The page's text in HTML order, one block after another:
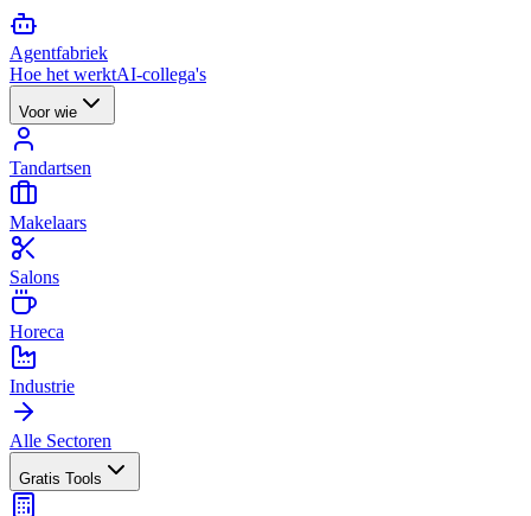
Agentfabriek
Hoe het werktAI-collega's
Voor wie
Tandartsen
Makelaars
Salons
Horeca
Industrie
Alle Sectoren
Gratis Tools